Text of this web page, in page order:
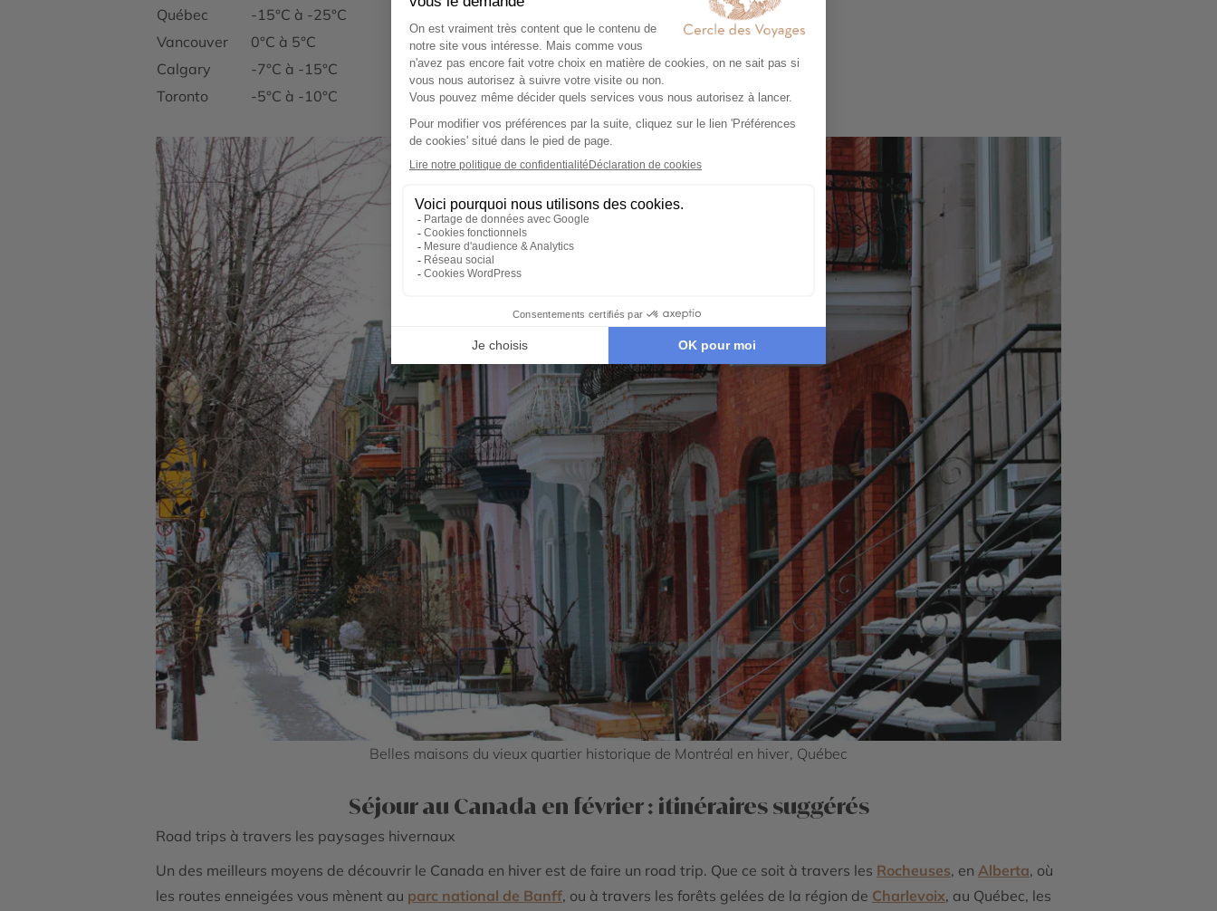
Québec
-15°C à -25°C
Vancouver
0°C à 5°C
110 mm de pluie
Calgary
-7°C à -15°C
45 mm de neige
Toronto
-5°C à -10°C 55 mm de neige
Belles maisons du vieux quartier historique de Montréal en hiver, Québec
Séjour au Canada en février : itinéraires suggérés
Road trips à travers les paysages hivernaux
Un des meilleurs moyens de découvrir le Canada en hiver est de faire un road trip. Que ce soit à travers les Rocheuses, en Alberta, où
les routes enneigées vous mènent au parc national de Banff, ou à travers les forêts gelées de la région de Charlevoix, au Québec, les